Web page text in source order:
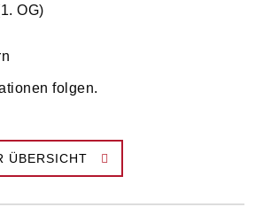
OG)
folgen.
ÜBERSICHT